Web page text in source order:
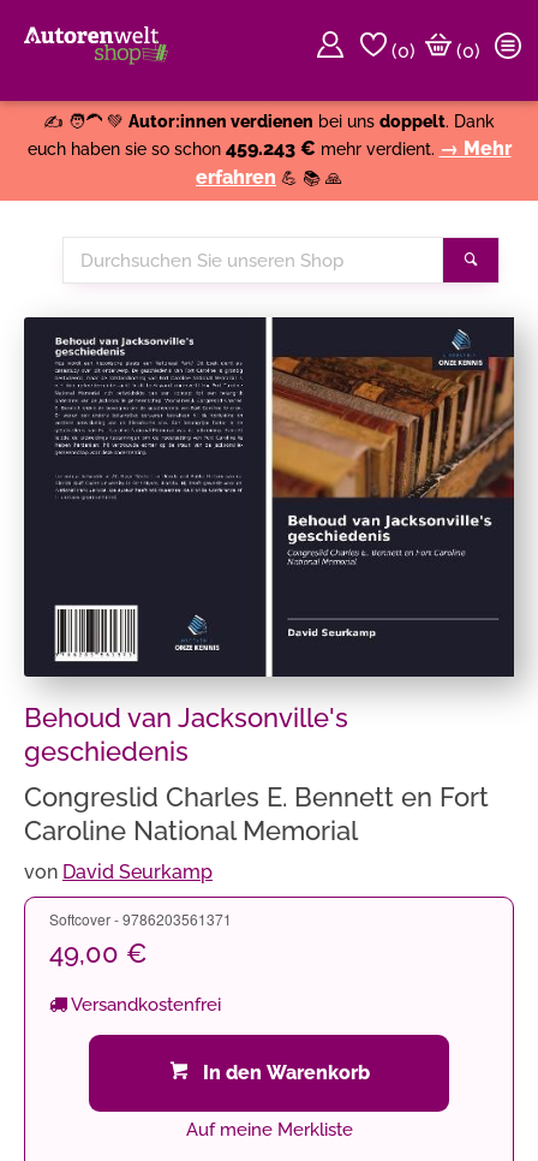
(0)
(0)
✍️ 🧑‍🦱 💚 Autor:innen verdienen bei uns doppelt. Dank
euch haben sie so schon 459.243 € mehr verdient. → Mehr
erfahren 💪 📚 🙏
Durchsuchen
Sie
Shop
Behoud van Jacksonville's
geschiedenis
Congreslid Charles E. Bennett en Fort
Caroline National Memorial
von David Seurkamp
Softcover - 9786203561371
49,00 €
Versandkostenfrei
In den Warenkorb
Auf meine Merkliste